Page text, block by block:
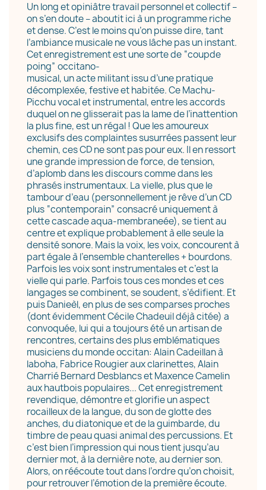
Un long et opiniâtre travail personnel et collectif –
on s’en doute – aboutit ici à un programme riche
et dense. C’est le moins qu’on puisse dire, tant
l’ambiance musicale ne vous lâche pas un instant.
Cet enregistrement est une sorte de “coupde
poing” occitano-
musical, un acte militant issu d’une pratique
décomplexée, festive et habitée. Ce Machu-
Picchu vocal et instrumental, entre les accords
duquel on ne glisserait pas la lame de l’inattention
la plus fine, est un régal ! Que les amoureux
exclusifs des complaintes susurrées passent leur
chemin, ces CD ne sont pas pour eux. Il en ressort
une grande impression de force, de tension,
d’aplomb dans les discours comme dans les
phrasés instrumentaux. La vielle, plus que le
tambour d’eau (personnellement je rêve d’un CD
plus “contemporain” consacré uniquement à
cette cascade aqua-membraneée), se tient au
centre et explique probablement à elle seule la
densité sonore. Mais la voix, les voix, concourent à
part égale à l’ensemble chanterelles + bourdons.
Parfois les voix sont instrumentales et c’est la
vielle qui parle. Parfois tous ces mondes et ces
langages se combinent, se soudent, s’édifient. Et
puis Danieèl, en plus de ses comparses proches
(dont évidemment Cécile Chadeuil déjà citée) a
convoquée, lui qui a toujours été un artisan de
rencontres, certains des plus emblématiques
musiciens du monde occitan: Alain Cadeillan à
laboha, Fabrice Rougier aux clarinettes, Alain
Charrié Bernard Desblancs et Maxence Camelin
aux hautbois populaires... Cet enregistrement
revendique, démontre et glorifie un aspect
rocailleux de la langue, du son de glotte des
anches, du diatonique et de la guimbarde, du
timbre de peau quasi animal des percussions. Et
c’est bien l’impression qui nous tient jusqu’au
dernier mot, à la dernière note, au dernier son.
Alors, on réécoute tout dans l’ordre qu’on choisit,
pour retrouver l’émotion de la première écoute.